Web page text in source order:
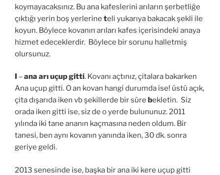
koymayacaksınız. Bu ana kafeslerini arıların şerbetliğe
çıktığı yerin boş yerlerine teli yukarıya bakacak şekli ile
koyun. Böylece kovanın arıları kafes içerisindeki anaya
hizmet edeceklerdir. Böylece bir sorunu halletmiş
olursunuz.
I –ana arı uçup gitti. Kovanı açtınız, çitalara bakarken
Ana uçup gitti. O an kovan hangi durumda ise! üstü açık,
çita dışarıda iken vb şekillerde bir süre bekletin. Siz
orada iken gitti ise, siz de o yerde bulununuz. 2011
yılında iki tane ananın kaçmasına neden oldum. Bir
tanesi, ben aynı kovanın yanında iken, 30 dk. sonra
geriye geldi.
2013 senesinde ise, başka bir ana iki kere uçup gitti